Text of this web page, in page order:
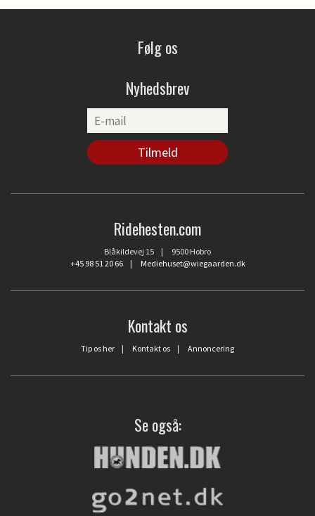
Følg os
Nyhedsbrev
Ridehesten.com
Blåkildevej 15 | 9500 Hobro
+45 98 51 20 66| Mediehuset@wiegaarden.dk
Kontakt os
Tip os her | Kontakt os | Annoncering
Se også: